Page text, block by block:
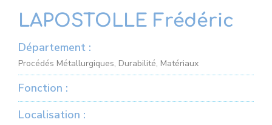
LAPOSTOLLE Frédéric
Département :
Procédés Métallurgiques, Durabilité, Matériaux
Fonction :
Localisation :